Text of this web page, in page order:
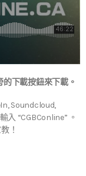
下載按鈕來下載。
Soundcloud,
“CGBConline” 。
！